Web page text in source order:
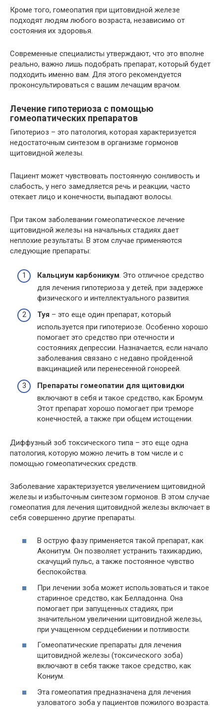
Кроме того, гомеопатия при щитовидной железе
подходят людям любого возраста, независимо от
состояния их здоровья.
Современные специалисты утверждают, что это вполне
реально, важно лишь подобрать препарат, который будет
подходить именно вам. Для этого рекомендуется
проконсультироваться с вашим лечащим врачом.
Лечение гипотериоза с помощью
гомеопатических препаратов
Гипотериоз – это патология, которая характеризуется
недостаточным синтезом в организме гормонов
щитовидной железы.
Пациент может чувствовать постоянную сонливость и
слабость, у него замедляется речь и реакции, часто
отекает лицо и конечности, выпадают волосы.
При таком заболевании гомеопатическое лечение
щитовидной железы на начальных стадиях дает
неплохие результаты. В этом случае применяются
следующие препараты:
Кальциум карбоникум . Это отличное средство
для лечения гипотериоза у детей, при задержке
физического и интеллектуального развития.
Туя – это еще один препарат, который
используется при гипотериозе. Особенно хорошо
помогает это средство при отечности и
состояниях депрессии. Назначается, если начало
заболевания связано с недавно пройденной
вакцинацией или перенесенной гонореей.
Препараты гомеопатии для щитовидки
включают в себя и такое средство, как Бромум.
Этот препарат хорошо помогает при треморе
конечностей, а также при общем истощении.
Диффузный зоб токсического типа – это еще одна
патология, которую можно лечить в том числе и с
помощью гомеопатических средств.
Заболевание характеризуется увеличением щитовидной
железы и избыточным синтезом гормонов. В этом случае
гомеопатия для лечения щитовидной железы включает в
себя совершенно другие препараты.
В острую фазу применяется такой препарат, как
Аконитум. Он позволяет устранить тахикардию,
скачущий пульс, а также постоянное чувство
беспокойства.
При лечении зоба может использоваться и такое
старинное средство, как Белладонна. Она
помогает при запущенных стадиях, при
значительном увеличении щитовидной железы,
при учащенном сердцебиении и потливости.
Гомеопатические препараты для лечения
щитовидной железы (токсического зоба)
включают в себя также такое средство, как
Кониум.
Эта гомеопатия предназначена для лечения
узловатого зоба у пациентов пожилого возраста.